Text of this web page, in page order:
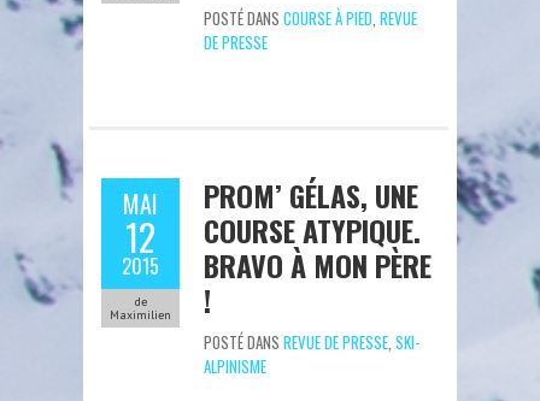
POSTÉ DANS COURSE À PIED REVUE
DE PRESSE
MAI
12
2015
de
Maximilien
PROM’ GÉLAS, UNE
COURSE ATYPIQUE.
BRAVO À MON PÈRE
!
POSTÉ DANS REVUE DE PRESSE SKI-
ALPINISME